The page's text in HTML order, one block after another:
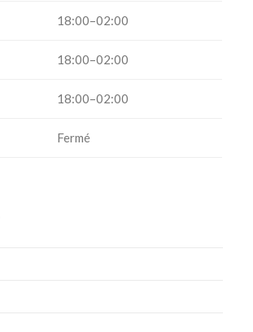
18:00–02:00
18:00–02:00
18:00–02:00
Fermé